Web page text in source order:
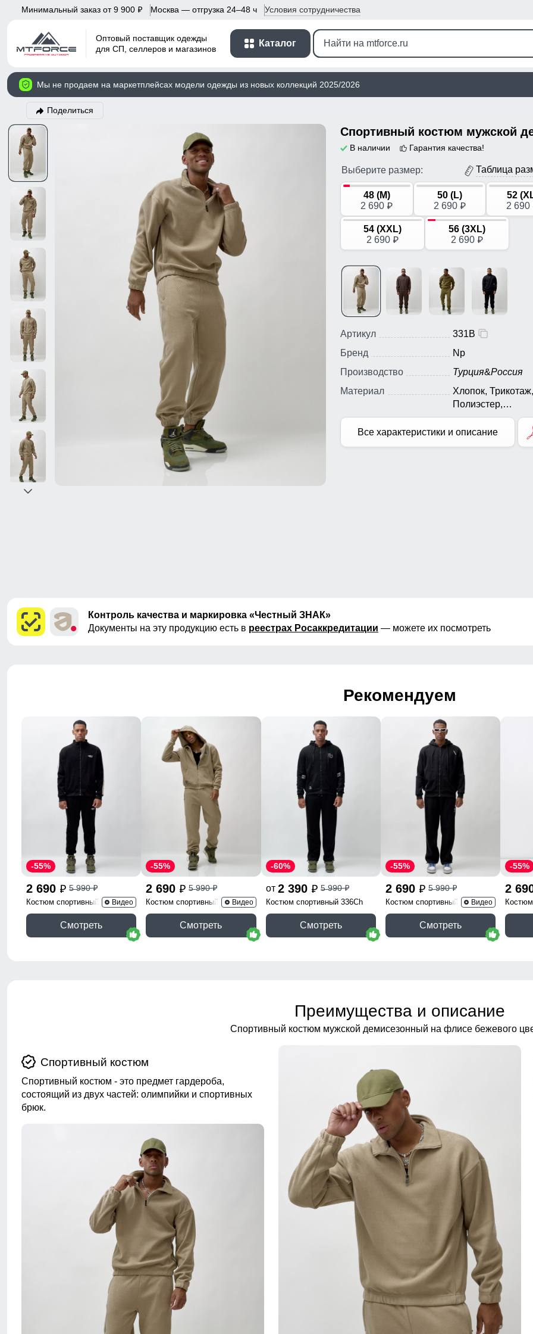
Минимальный заказ от 9 900 p Москва — отгрузка 24–48 ч Условия сотрудничества
Оптовый поставщик одежды
для СП, селлеров и магазинов
Каталог
Мы не продаем на маркетплейсах модели одежды из новых коллекций 2025/2026
Поделиться
В наличии Гарантия качества!
Выберите размер: Таблица
48 (M)
2 690 p
50 (L)
2 690 p
52
2 690
54 (XXL)
2 690 p
56 (3XL)
2 690 p
Артикул
331B
Бренд
Np
Производство
Турция&Россия
Материал
Хлопок, Трикотаж,
Полиэстер,
Экологичные
материалы
Все характеристики и описание
Контроль качества и маркировка «Честный ЗНАК»
Документы на эту продукцию есть в реестрах Росаккредитации — можете их посмотреть
Рекомендуем
2 690 p 5 990p
-55%
Костюм спортивный 330ChВидео
Смотреть
2 690 p 5 990p
-55%
Костюм спортивный 336BВидео
Смотреть
от 2 390 p 5 990p
-60%
Костюм спортивный 336Ch
Смотреть
2 690 p 5 990p
-55%
Костюм спортивный 341ChВидео
Смотреть
2
-55%
Преимущества и описание
Спортивный костюм мужской демисезонный на флисе бежевого
Спортивный костюм
Спортивный костюм - это предмет гардероба,
состоящий из двух частей: олимпийки и спортивных
брюк.